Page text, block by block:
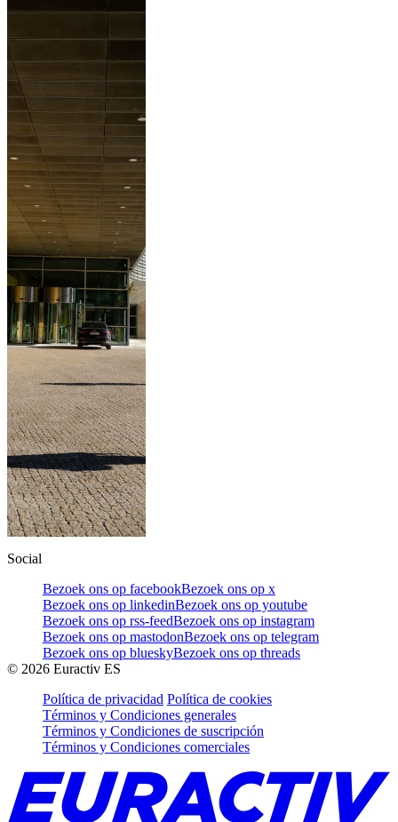
Social
Bezoek ons op facebookBezoek ons op x
Bezoek ons op linkedinBezoek ons op youtube
Bezoek ons op rss-feedBezoek ons op instagram
Bezoek ons op mastodonBezoek ons op telegram
Bezoek ons op blueskyBezoek ons op threads
© 2026 Euractiv ES
Política de privacidad Política de cookies
Términos y Condiciones generales
Términos y Condiciones de suscripción
Términos y Condiciones comerciales